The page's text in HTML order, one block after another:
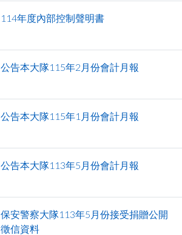
114年度內部控制聲明書
公告本大隊115年2月份會計月報
公告本大隊115年1月份會計月報
公告本大隊113年5月份會計月報
保安警察大隊113年5月份接受捐贈公開
徵信資料